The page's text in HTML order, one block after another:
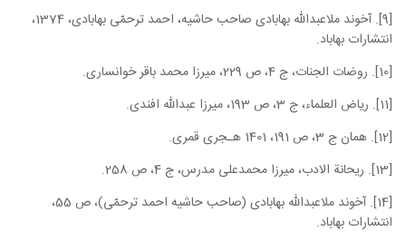
[9]. آخوند ملاعبدالله بهابادی صاحب حاشیه، احمد ترحمّی بهابادی، 1374،
انتشارات بهاباد.
[10]. روضات الجنات، ج 4، ص 229، میرزا محمد باقر خوانساری.
[11]. ریاض العلماء، ج 3، ص 193، میرزا عبدالله افندی.
[12]. همان ج 3، ص 191، 1401 هـجری قمری.
[13]. ریحانة الادب، میرزا محمدعلی مدرس، ج 4، ص 258.
[14]. آخوند ملاعبدالله بهابادی (صاحب حاشیه احمد ترحمّی)، ص 55،
انتشارات بهاباد.